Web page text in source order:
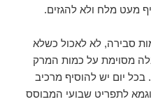
מעט מלח ולא להגזים.
סבירה, לא לאכול כשלא
מסוימת על כמות המרק
בכל יום יש להוסיף מרכיב
לתפריט שבועי המבוסס